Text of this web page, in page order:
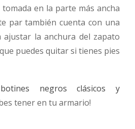
tomada en la parte más ancha
par también cuenta con una
ajustar la anchura del zapato
puedes quitar si tienes pies
botines negros clásicos y
tener en tu armario!